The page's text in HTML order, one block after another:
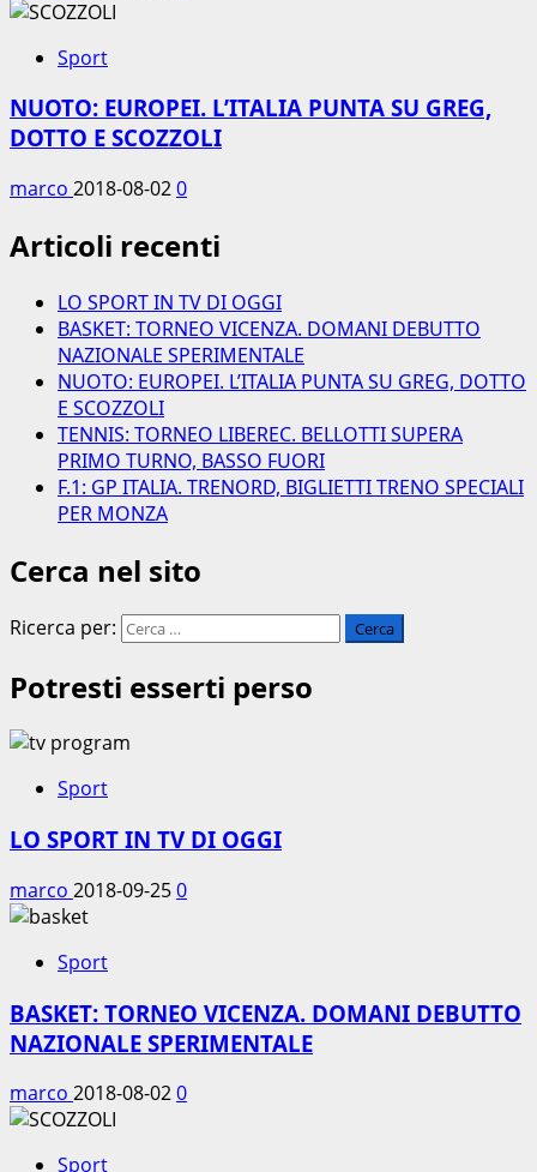
Sport
NUOTO: EUROPEI. L’ITALIA PUNTA SU GREG,
DOTTO E SCOZZOLI
marco 2018-08-020
Articoli recenti
LO SPORT IN TV DI OGGI
BASKET: TORNEO VICENZA. DOMANI DEBUTTO
NAZIONALE SPERIMENTALE
NUOTO: EUROPEI. L’ITALIA PUNTA SU GREG, DOTTO
E SCOZZOLI
TENNIS: TORNEO LIBEREC. BELLOTTI SUPERA
PRIMO TURNO, BASSO FUORI
F.1: GP ITALIA. TRENORD, BIGLIETTI TRENO SPECIALI
PER MONZA
Cerca nel sito
Ricerca per:
Potresti esserti perso
Sport
LO SPORT IN TV DI OGGI
marco 2018-09-250
Sport
BASKET: TORNEO VICENZA. DOMANI DEBUTTO
NAZIONALE SPERIMENTALE
marco 2018-08-020
Sport